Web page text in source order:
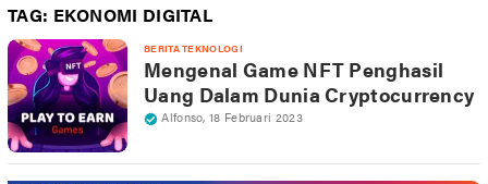
TAG: EKONOMI DIGITAL
BERITA TEKNOLOGI
Mengenal Game NFT Penghasil
Uang Dalam Dunia Cryptocurrency
Alfonso,18 Februari 2023